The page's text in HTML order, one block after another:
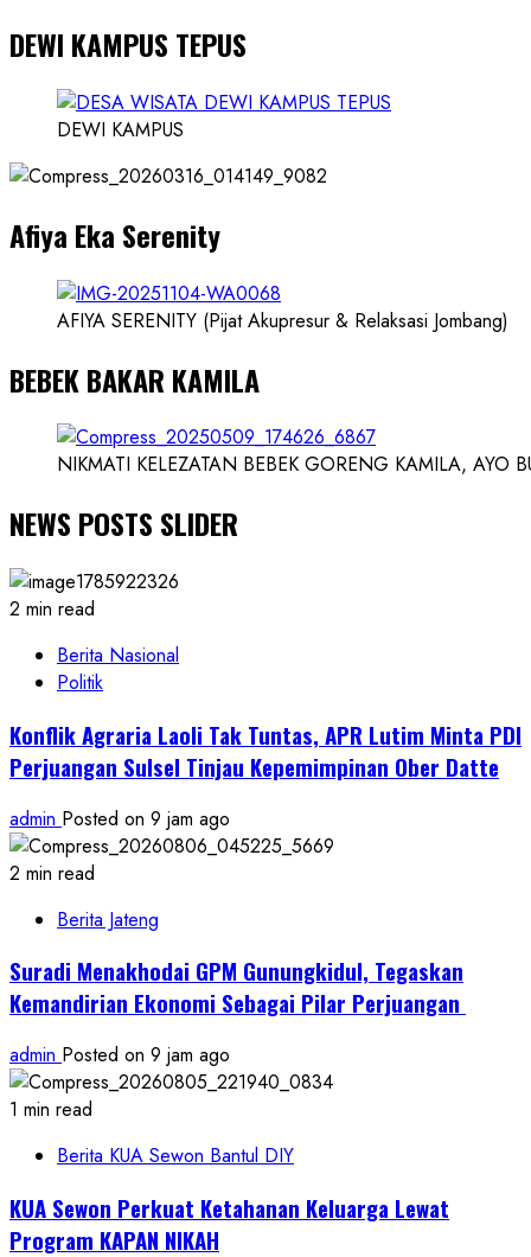
about
Founder
Konsep
Karnus
Dokter
Ilmuwan
DEWI KAMPUS TEPUS
DEWI KAMPUS
Afiya Eka Serenity
AFIYA SERENITY (Pijat Akupresur & Relaksasi Jombang)
BEBEK BAKAR KAMILA
NIKMATI KELEZATAN BEBEK GORENG KAMILA, AYO
NEWS POSTS SLIDER
2 min read
Berita Nasional
Politik
Konflik Agraria Laoli Tak Tuntas, APR Lutim Minta PDI
Perjuangan Sulsel Tinjau Kepemimpinan Ober Datte
admin Posted on 9 jam ago
2 min read
Berita Jateng
Suradi Menakhodai GPM Gunungkidul, Tegaskan
Kemandirian Ekonomi Sebagai Pilar Perjuangan ​
admin Posted on 9 jam ago
1 min read
Berita KUA Sewon Bantul DIY
KUA Sewon Perkuat Ketahanan Keluarga Lewat
Program KAPAN NIKAH